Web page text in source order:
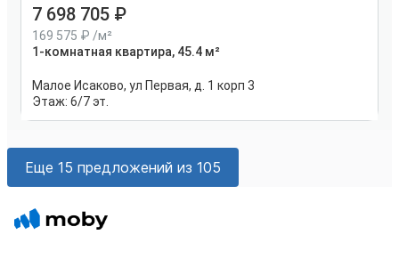
7 698 705
169 575
/м²
1-комнатная квартира, 45.4 м²
Малое Исаково, ул Первая, д. 1 корп 3
Этаж: 6/7 эт.
Еще 15 предложений из 105